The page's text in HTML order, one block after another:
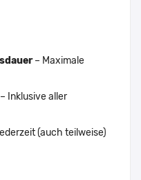
– Maximale
– Inklusive aller
(auch teilweise)